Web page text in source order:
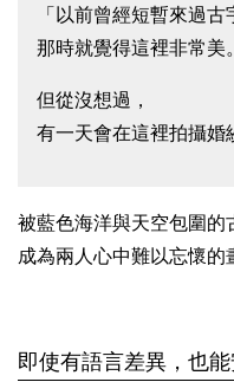
「以前曾經短暫來過古
那時就覺得這裡非常美。
但從沒想過，
有一天會在這裡拍攝婚
被藍色海洋與天空包圍的
成為兩人心中難以忘懷的
即使有語言差異，也